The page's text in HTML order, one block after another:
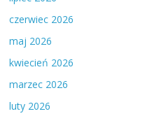
czerwiec 2026
maj 2026
kwiecień 2026
marzec 2026
luty 2026